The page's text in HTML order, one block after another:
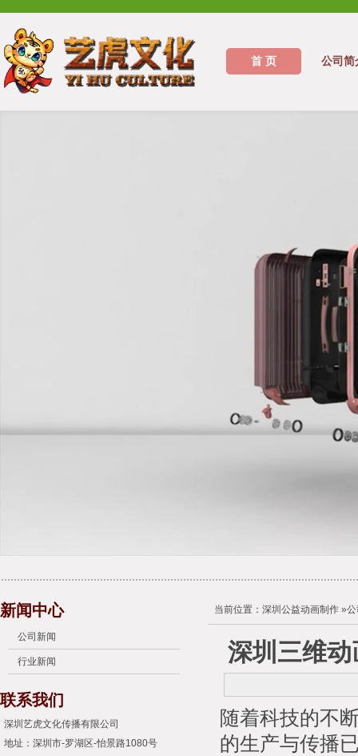
首 页 公司简
新闻中心
公司新闻
行业新闻
联系我们
深圳艺虎文化传播有限公司
地址：深圳市-罗湖区-怡景路1080号
当前位置： 深圳公益动画制作 »
深圳三维
随着科技的不
的生产与传播